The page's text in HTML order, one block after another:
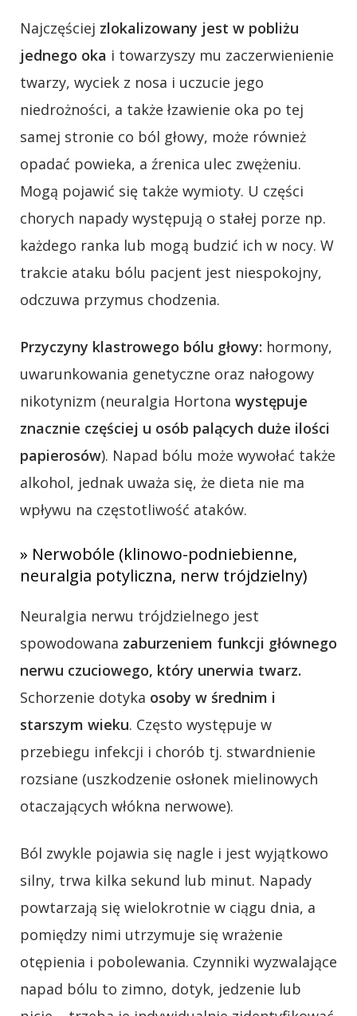
Najczęściej zlokalizowany jest w pobliżu
jednego oka i towarzyszy mu zaczerwienienie
twarzy, wyciek z nosa i uczucie jego
niedrożności, a także łzawienie oka po tej
samej stronie co ból głowy, może również
opadać powieka, a źrenica ulec zwężeniu.
Mogą pojawić się także wymioty. U części
chorych napady występują o stałej porze np.
każdego ranka lub mogą budzić ich w nocy. W
trakcie ataku bólu pacjent jest niespokojny,
odczuwa przymus chodzenia.
Przyczyny klastrowego bólu głowy: hormony,
uwarunkowania genetyczne oraz nałogowy
nikotynizm (neuralgia Hortona występuje
znacznie częściej u osób palących duże ilości
papierosów). Napad bólu może wywołać także
alkohol, jednak uważa się, że dieta nie ma
wpływu na częstotliwość ataków.
» Nerwobóle (klinowo-podniebienne,
neuralgia potyliczna, nerw trójdzielny)
Neuralgia nerwu trójdzielnego jest
spowodowana zaburzeniem funkcji głównego
nerwu czuciowego, który unerwia twarz.
Schorzenie dotyka osoby w średnim i
starszym wieku. Często występuje w
przebiegu infekcji i chorób tj. stwardnienie
rozsiane (uszkodzenie osłonek mielinowych
otaczających włókna nerwowe).
Ból zwykle pojawia się nagle i jest wyjątkowo
silny, trwa kilka sekund lub minut. Napady
powtarzają się wielokrotnie w ciągu dnia, a
pomiędzy nimi utrzymuje się wrażenie
otępienia i pobolewania. Czynniki wyzwalające
napad bólu to zimno, dotyk, jedzenie lub